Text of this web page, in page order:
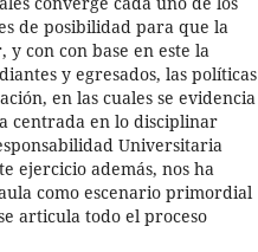
de posibilidad para que la
con con base en este la
y egresados, las políticas
en las cuales se evidencia
centrada en lo disciplinar
Universitaria
ejercicio además, nos ha
como escenario primordial
articula todo el proceso